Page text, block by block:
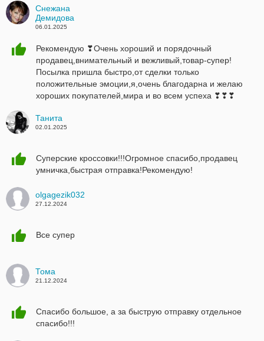
Снежана
Демидова
06.01.2025
Рекомендую ❣Очень хороший и порядочный
продавец,внимательный и вежливый,товар-супер!
Посылка пришла быстро,от сделки только
положительные эмоции,я,очень благодарна и желаю
хороших покупателей,мира и во всем успеха ❣❣❣
Танита
02.01.2025
Суперские кроссовки!!!Огромное спасибо,продавец
умничка,быстрая отправка!Рекомендую!
olgagezik032
27.12.2024
Все супер
Тома
21.12.2024
Спасибо большое, а за быструю отправку отдельное
спасибо!!!